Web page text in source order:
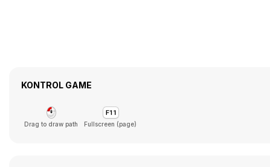
KONTROL GAME
Drag to draw path Fullscreen (page)